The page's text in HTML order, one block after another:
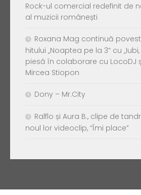
Rock-ul comercial redefinit de
al muzicii românești
Roxana Mag continuă
hitului „Noaptea pe la 3” cu „Iubi,
piesă în colaborare cu LocoDJ
Mircea Stiopon
Dony – Mr.City
Ralflo și Aura B., clipe de
noul lor videoclip, “Îmi place”